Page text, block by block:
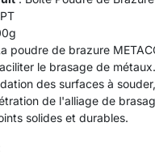
poudre de brazure
le brasage de
des surfaces à
de l'alliage de
solides et durables.